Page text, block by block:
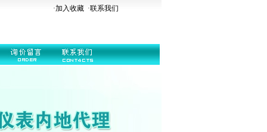
·加入收藏 ·联系我们